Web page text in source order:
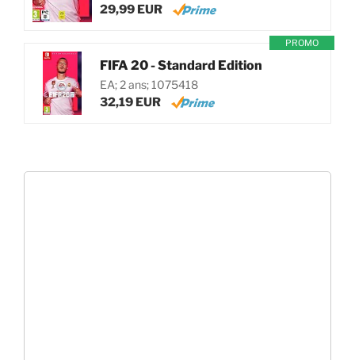
29,99 EUR
PROMO
FIFA 20 - Standard Edition
EA; 2 ans; 1075418
32,19 EUR